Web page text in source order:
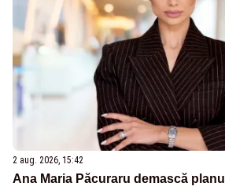
2 aug. 2026, 15:42
Ana Maria Păcuraru demască